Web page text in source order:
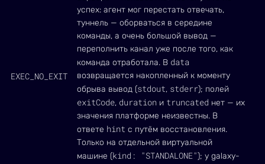
EXEC_NO_EXIT
успех: агент мог перестать отвечать,
туннель — оборваться в середине
команды, а очень большой вывод —
переполнить канал уже после того, как
команда отработала. В data
возвращается накопленный к моменту
обрыва вывод (stdout, stderr); полей
exitCode, duration и truncated нет — их
значения платформе неизвестны. В
ответе hint с путём восстановления.
Только на отдельной виртуальной
машине (kind: "STANDALONE"); у galaxy-